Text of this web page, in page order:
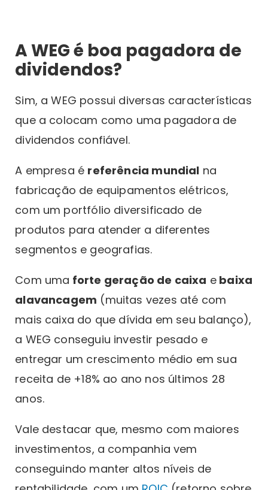
A WEG é boa pagadora de
dividendos?
Sim, a WEG possui diversas características
que a colocam como uma pagadora de
dividendos confiável.
A empresa é referência mundial na
fabricação de equipamentos elétricos,
com um portfólio diversificado de
produtos para atender a diferentes
segmentos e geografias.
Com uma forte geração de caixa ebaixa
alavancagem (muitas vezes até com
mais caixa do que dívida em seu balanço),
a WEG conseguiu investir pesado e
entregar um crescimento médio em sua
receita de +18% ao ano nos últimos 28
anos.
Vale destacar que, mesmo com maiores
investimentos, a companhia vem
conseguindo manter altos níveis de